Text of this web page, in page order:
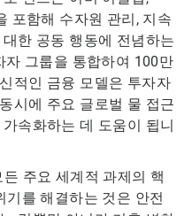
포함해 수자원 관리, 지속
한 공동 행동에 전념하는
자 그룹을 통합하여 100만
적인 금융 모델은 투자자
시에 주요 글로벌 물 접근
속화하는 데 도움이 됩니
주요 세계적 과제의 핵
기를 해결하는 것은 안전